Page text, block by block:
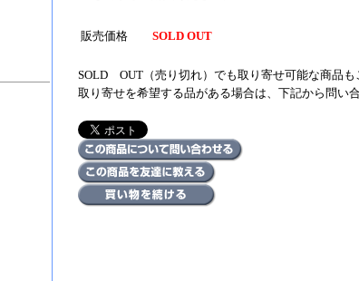
販売価格 SOLD OUT
SOLD OUT（売り切れ）でも取り寄せ可能な商品も
取り寄せを希望する品がある場合は、下記から問い